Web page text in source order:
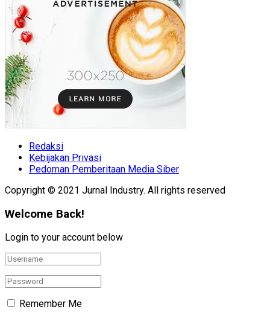
Redaksi
Kebijakan Privasi
Pedoman Pemberitaan Media Siber
Copyright © 2021 Jurnal Industry. All rights reserved
Welcome Back!
Login to your account below
Remember Me